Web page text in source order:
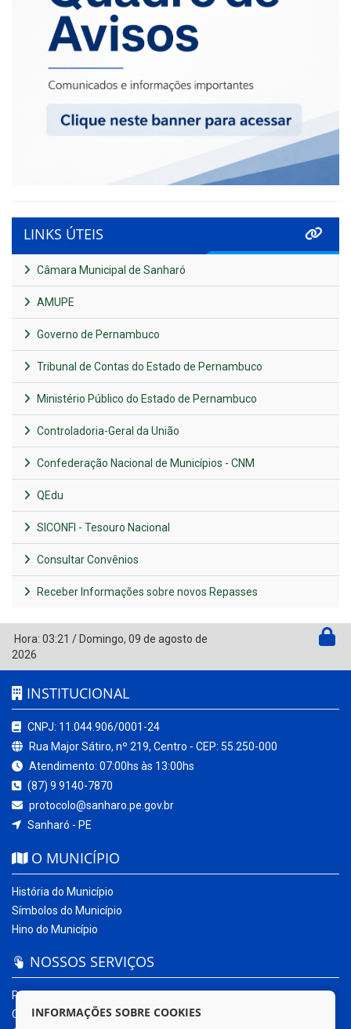
LINKS ÚTEIS
Câmara Municipal de Sanharó
AMUPE
Governo de Pernambuco
Tribunal de Contas do Estado de Pernambuco
Ministério Público do Estado de Pernambuco
Controladoria-Geral da União
Confederação Nacional de Municípios - CNM
QEdu
SICONFI - Tesouro Nacional
Consultar Convênios
Receber Informações sobre novos Repasses
Hora: 03:21 / Domingo, 09 de agosto de
2026
INSTITUCIONAL
CNPJ: 11.044.906/0001-24
Rua Major Sátiro, nº 219, Centro - CEP: 55.250-000
Atendimento: 07:00hs às 13:00hs
(87) 9 9140-7870
protocolo@sanharo.pe.gov.br
Sanharó - PE
O MUNICÍPIO
História do Município
Símbolos do Município
Hino do Município
NOSSOS SERVIÇOS
Portal da Transparência
Carta de Serviços ao Usuário
INFORMAÇÕES SOBRE COOKIES